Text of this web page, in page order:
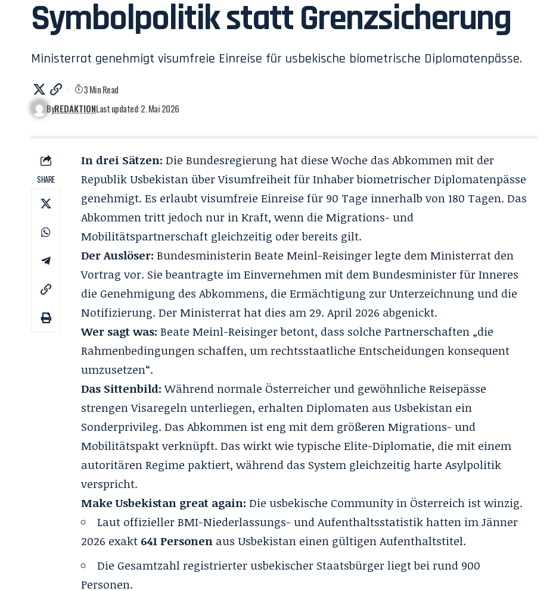
Symbolpolitik statt Grenzsicherung
Ministerrat genehmigt visumfreie Einreise für usbekische biometrische Diplomatenpässe.
ByREDAKTIONLast updated: 2. Mai 2026
3 Min Read
SHARE
In drei Sätzen: Die Bundesregierung hat diese Woche das Abkommen mit der
Republik Usbekistan über Visumfreiheit für Inhaber biometrischer Diplomatenpässe
genehmigt. Es erlaubt visumfreie Einreise für 90 Tage innerhalb von 180 Tagen. Das
Abkommen tritt jedoch nur in Kraft, wenn die Migrations- und
Mobilitätspartnerschaft gleichzeitig oder bereits gilt.
Der Auslöser: Bundesministerin Beate Meinl-Reisinger legte dem Ministerrat den
Vortrag vor. Sie beantragte im Einvernehmen mit dem Bundesminister für Inneres
die Genehmigung des Abkommens, die Ermächtigung zur Unterzeichnung und die
Notifizierung. Der Ministerrat hat dies am 29. April 2026 abgenickt.
Wer sagt was: Beate Meinl-Reisinger betont, dass solche Partnerschaften „die
Rahmenbedingungen schaffen, um rechtsstaatliche Entscheidungen konsequent
umzusetzen“.
Das Sittenbild:Während normale Österreicher und gewöhnliche Reisepässe
strengen Visaregeln unterliegen, erhalten Diplomaten aus Usbekistan ein
Sonderprivileg. Das Abkommen ist eng mit dem größeren Migrations- und
Mobilitätspakt verknüpft. Das wirkt wie typische Elite-Diplomatie, die mit einem
autoritären Regime paktiert, während das System gleichzeitig harte Asylpolitik
verspricht.
Make Usbekistan great again:Die usbekische Community in Österreich ist winzig.
Laut offizieller BMI-Niederlassungs- und Aufenthaltsstatistik hatten im Jänner
2026 exakt 641 Personen aus Usbekistan einen gültigen Aufenthaltstitel.
Die Gesamtzahl registrierter usbekischer Staatsbürger liegt bei rund 900
Personen.